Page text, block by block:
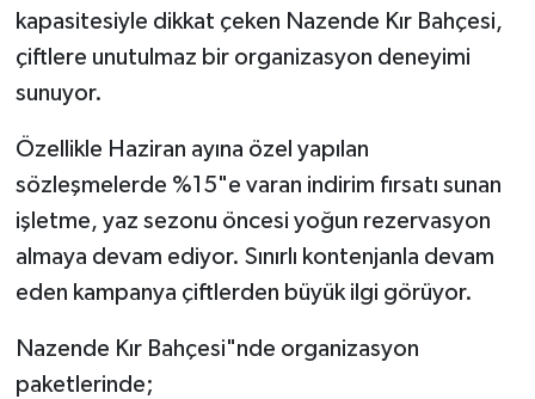
kapasitesiyle dikkat çeken Nazende Kır Bahçesi,
çiftlere unutulmaz bir organizasyon deneyimi
sunuyor.
Özellikle Haziran ayına özel yapılan
sözleşmelerde %15"e varan indirim fırsatı sunan
işletme, yaz sezonu öncesi yoğun rezervasyon
almaya devam ediyor. Sınırlı kontenjanla devam
eden kampanya çiftlerden büyük ilgi görüyor.
Nazende Kır Bahçesi"nde organizasyon
paketlerinde;